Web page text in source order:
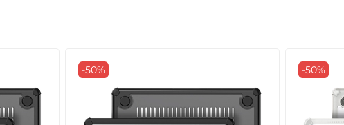
-50% -50%